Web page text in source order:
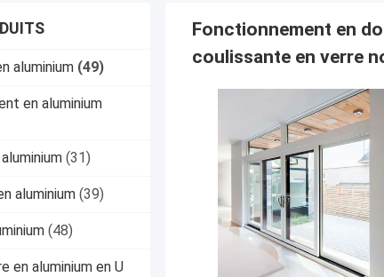
aluminium (49)
en aluminium
(31)
aluminium (39)
(48)
en aluminium en U
Fonctionnement en
coulissante en verre